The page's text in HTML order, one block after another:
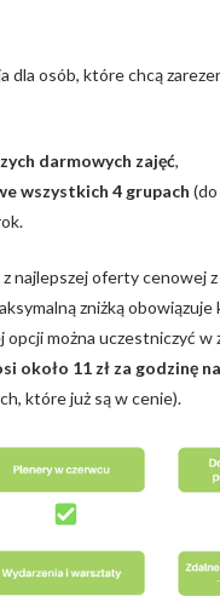
dla osób, które chcą
darmowych zajęć,
wszystkich 4 grupach
najlepszej oferty cenowej
zniżką
opcji można uczestniczyć
około 11 zł za godzinę
które już są w cenie).